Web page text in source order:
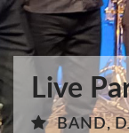
Live
BAND,